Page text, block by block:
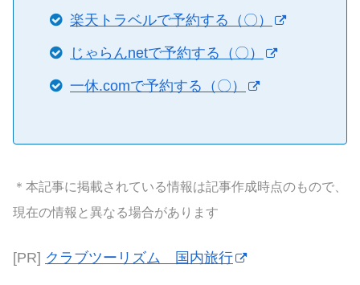
楽天トラベルで予約する（〇）
じゃらんnetで予約する（〇）
一休.comで予約する（〇）
＊本記事に掲載されている情報は記事作成時点のもので、
現在の情報と異なる場合があります
[PR] クラブツーリズム 国内旅行